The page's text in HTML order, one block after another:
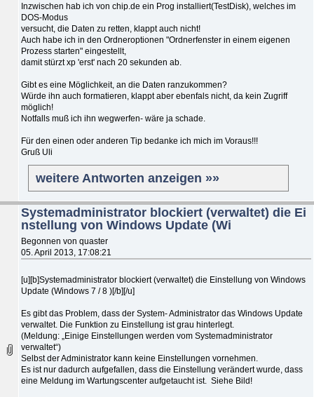
Inzwischen hab ich von chip.de ein Prog installiert(TestDisk), welches im
DOS-Modus
versucht, die Daten zu retten, klappt auch nicht!
Auch habe ich in den Ordneroptionen "Ordnerfenster in einem eigenen
Prozess starten" eingestellt,
damit stürzt xp 'erst' nach 20 sekunden ab.
Gibt es eine Möglichkeit, an die Daten ranzukommen?
Würde ihn auch formatieren, klappt aber ebenfals nicht, da kein Zugriff
möglich!
Notfalls muß ich ihn wegwerfen- wäre ja schade.
Für den einen oder anderen Tip bedanke ich mich im Voraus!!!
Gruß Uli
weitere Antworten anzeigen »»
Systemadministrator blockiert (verwaltet) die Ei
nstellung von Windows Update (Wi
Begonnen von quaster
05. April 2013, 17:08:21
[u][b]Systemadministrator blockiert (verwaltet) die Einstellung von Windows
Update (Windows 7 / 8 )[/b][/u]
Es gibt das Problem, dass der System- Administrator das Windows Update
verwaltet. Die Funktion zu Einstellung ist grau hinterlegt.
(Meldung: „Einige Einstellungen werden vom Systemadministrator
verwaltet“)
Selbst der Administrator kann keine Einstellungen vornehmen.
Es ist nur dadurch aufgefallen, dass die Einstellung verändert wurde, dass
eine Meldung im Wartungscenter aufgetaucht ist. Siehe Bild!